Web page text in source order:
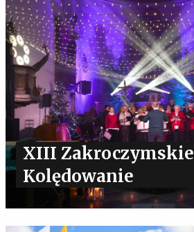
XIII Zakroczymskie
Kolędowanie